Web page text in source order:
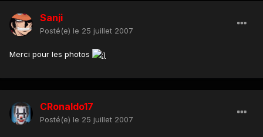
Sanji
Posté(e) le 25 juillet 2007
Merci pour les photos
CRonaldo17
Posté(e) le 25 juillet 2007